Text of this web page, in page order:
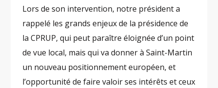
Lors de son intervention, notre président a
rappelé les grands enjeux de la présidence de
la CPRUP, qui peut paraître éloignée d’un point
de vue local, mais qui va donner à Saint-Martin
un nouveau positionnement européen, et
l’opportunité de faire valoir ses intérêts et ceux